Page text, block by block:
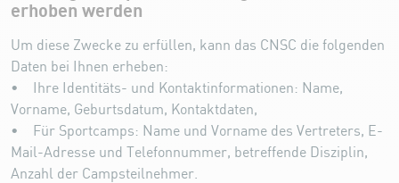
erhoben werden
Um diese Zwecke zu erfüllen, kann das CNSC die folgenden
Daten bei Ihnen erheben:
• Ihre Identitäts- und Kontaktinformationen: Name,
Vorname, Geburtsdatum, Kontaktdaten,
• Für Sportcamps: Name und Vorname des Vertreters, E-
Mail-Adresse und Telefonnummer, betreffende Disziplin,
Anzahl der Campsteilnehmer.